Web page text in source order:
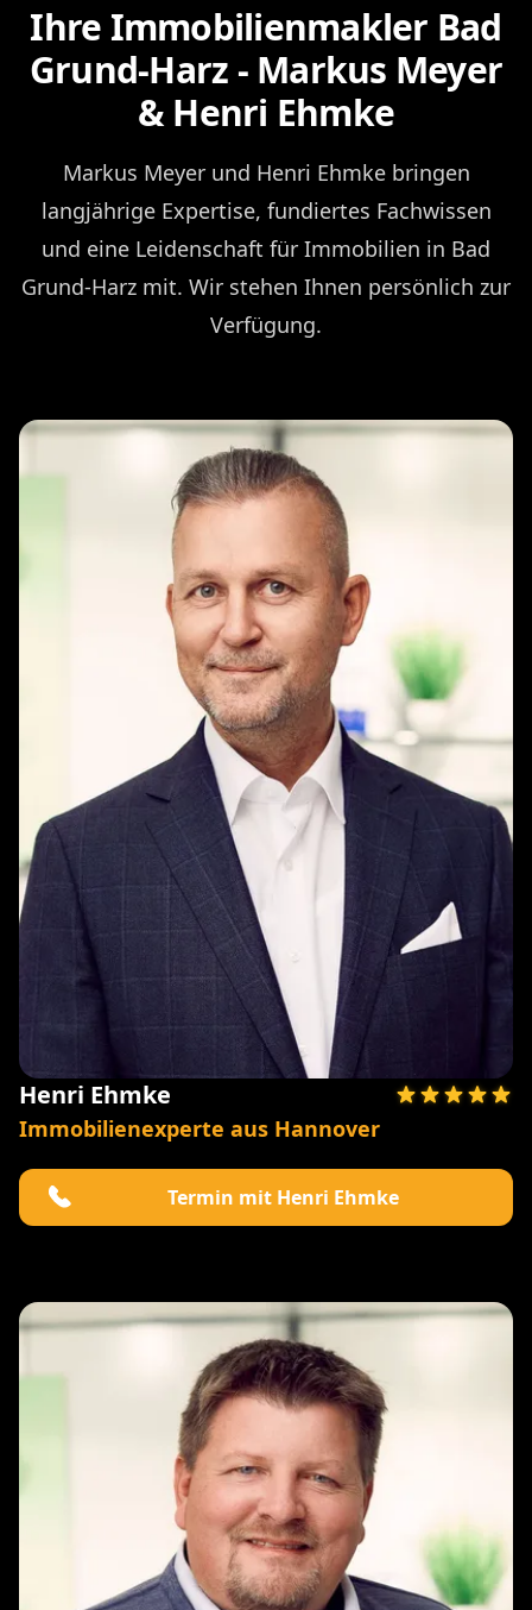
Ihre Immobilienmakler Bad
Grund-Harz - Markus Meyer
& Henri Ehmke
Markus Meyer und Henri Ehmke bringen
langjährige Expertise, fundiertes Fachwissen
und eine Leidenschaft für Immobilien in Bad
Grund-Harz mit. Wir stehen Ihnen persönlich zur
Verfügung.
Henri Ehmke
Immobilienexperte aus Hannover
Termin mit Henri Ehmke